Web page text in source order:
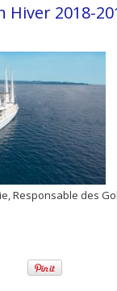
Hiver 2018-
Responsable des